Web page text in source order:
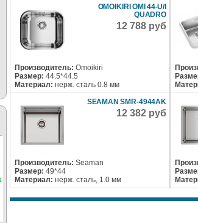
OMOIKIRI OMI 44-U/I
QUADRO
12 788 руб
Производитель: Omoikiri
Размер: 44.5*44.5
Материал: нерж. сталь 0.8 мм
SEAMAN SMR-4944AK
12 382 руб
Производитель: Seaman
Размер: 49*44
Материал: нерж. сталь, 1.0 мм